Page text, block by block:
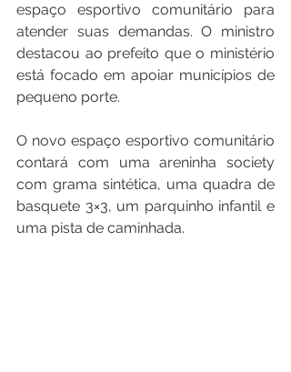
espaço esportivo comunitário para
atender suas demandas. O ministro
destacou ao prefeito que o ministério
está focado em apoiar municípios de
pequeno porte.
O novo espaço esportivo comunitário
contará com uma areninha society
com grama sintética, uma quadra de
basquete 3×3, um parquinho infantil e
uma pista de caminhada.